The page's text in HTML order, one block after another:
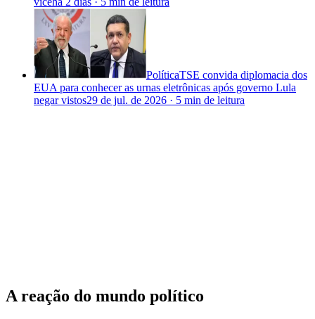
PolíticaTSE convida diplomacia dos
EUA para conhecer as urnas eletrônicas após governo Lula
negar vistos29 de jul. de 2026 · 5 min de leitura
A reação do mundo político